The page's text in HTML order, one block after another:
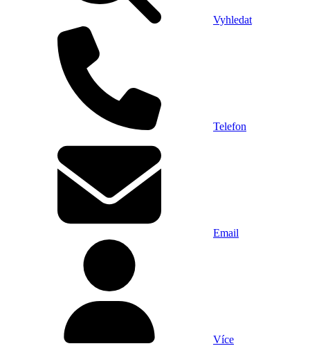
Vyhledat
Telefon
Email
Více